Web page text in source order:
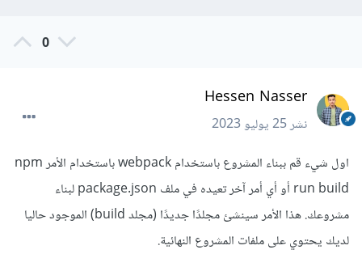
0
Hessen Nasser
نشر25 يوليو 2023
اول شيء قم ببناء المشروع باستخدام webpack باستخدام الأمر npm
run build أو أي أمر آخر تعيده في ملف package.json لبناء
مشروعك. هذا الأمر سينشئ مجلدًا جديدًا (مجلد build) الموجود حاليا
لديك يحتوي على ملفات المشروع النهائية.